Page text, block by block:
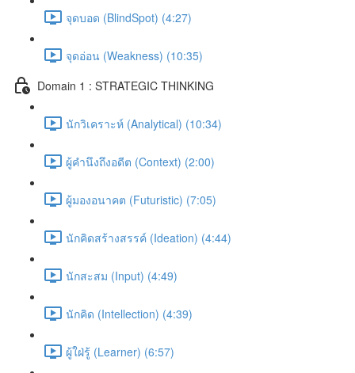
จุดบอด (BlindSpot) (4:27)
จุดอ่อน (Weakness) (10:35)
Domain 1 : STRATEGIC THINKING
นักวิเคราะห์ (Analytical) (10:34)
ผู้คำนึงถึงอดีต (Context) (2:00)
ผู้มองอนาคต (Futuristic) (7:05)
นักคิดสร้างสรรค์ (Ideation) (4:44)
นักสะสม (Input) (4:49)
นักคิด (Intellection) (4:39)
ผู้ใฝ่รู้ (Learner) (6:57)